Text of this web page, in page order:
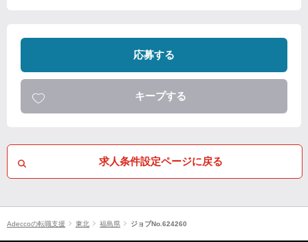
応募する
キープする
求人条件設定ページに戻る
Adeccoの転職支援 東北 福島県 ジョブNo.624260